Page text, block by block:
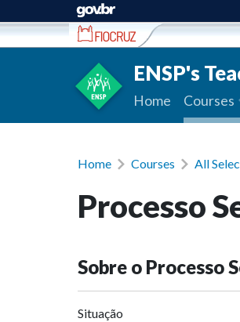
Ir para conteúdo
ENSP's
Home Courses
Home Courses All
Processo
Sobre o Processo
Situação